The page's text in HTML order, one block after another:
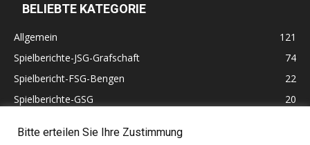
BELIEBTE KATEGORIE
Allgemein
121
Spielberichte-JSG-Grafschaft
74
Spielbericht-FSG-Bengen
22
Spielberichte-GSG
20
60 Jahre VfB Lantershofen
Bitte erteilen Sie Ihre Zustimmung